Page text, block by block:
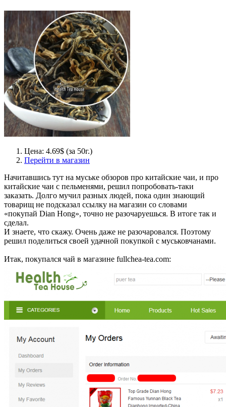
Цена: 4.69$ (за 50г.)
Перейти в магазин
Начитавшись тут на муське обзоров про китайские чаи, и про
китайские чаи с пельменями, решил попробовать-таки
заказать. Долго мучил разных людей, пока один знающий
товарищ не подсказал ссылку на магазин со словами
«покупай Dian Hong», точно не разочаруешься. В итоге так и
сделал.
И знаете, что скажу. Очень даже не разочаровался. Поэтому
решил поделиться своей удачной покупкой с муськовчанами.
Итак, покупался чай в магазине fullchea-tea.com: